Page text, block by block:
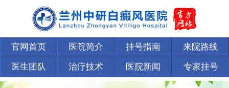
官网首页 医院简介 挂号指南 来院路线
医生团队 治疗技术 医院新闻 专家挂号